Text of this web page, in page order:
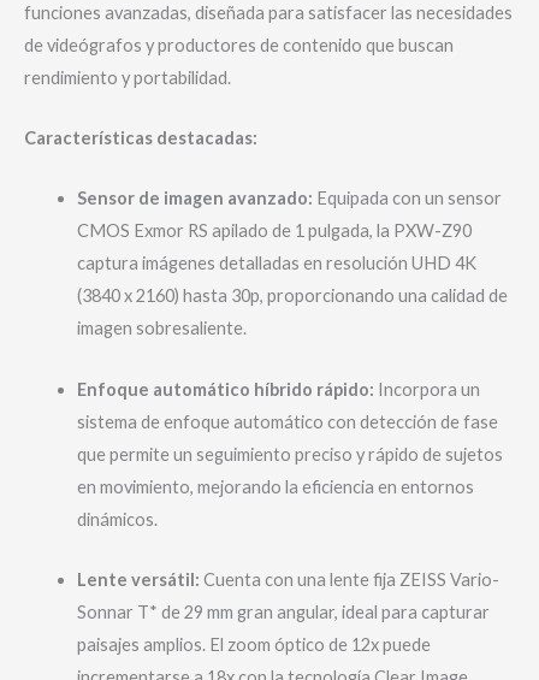
funciones avanzadas, diseñada para satisfacer las necesidades
de videógrafos y productores de contenido que buscan
rendimiento y portabilidad.
Características destacadas:
Sensor de imagen avanzado: Equipada con un sensor
CMOS Exmor RS apilado de 1 pulgada, la PXW-Z90
captura imágenes detalladas en resolución UHD 4K
(3840 x 2160) hasta 30p, proporcionando una calidad de
imagen sobresaliente.
Enfoque automático híbrido rápido: Incorpora un
sistema de enfoque automático con detección de fase
que permite un seguimiento preciso y rápido de sujetos
en movimiento, mejorando la eficiencia en entornos
dinámicos.
Lente versátil: Cuenta con una lente fija ZEISS Vario-
Sonnar T* de 29 mm gran angular, ideal para capturar
paisajes amplios. El zoom óptico de 12x puede